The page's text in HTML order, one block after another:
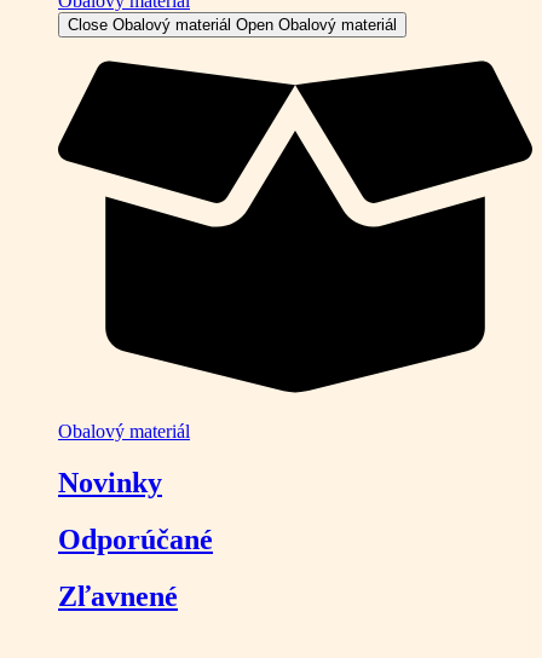
Close Obalový materiál Open Obalový materiál
Obalový materiál
Novinky
Odporúčané
Zľavnené